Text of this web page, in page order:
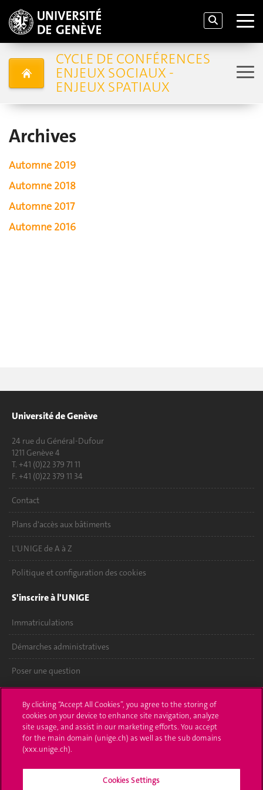
CYCLE DE CONFÉRENCES
ENJEUX SOCIAUX -
ENJEUX SPATIAUX
Archives
Automne 2019
Automne 2018
Automne 2017
Automne 2016
Université de Genève
24 rue du Général-Dufour
1211 Genève 4
T. +41 (0)22 379 71 11
F. +41 (0)22 379 11 34
Contact
Plans d'accès aux bâtiments
L'UNIGE de A à Z
Politique et configuration des cookies
S'inscrire à l'UNIGE
Immatriculations
Démarches administratives
Poser une question
UNIGE Mobile
Médias
Offres d'emploi
By clicking “Accept All Cookies”, you agree to the storing of
cookies on your device to enhance site navigation, analyze
site usage, and assist in our marketing efforts. You accept
for the main domain (unige.ch) as well as the sub domains
(xxx.unige.ch).
Cookies Settings